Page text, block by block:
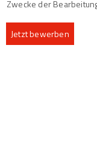
Zwecke der
Jetzt bewerben